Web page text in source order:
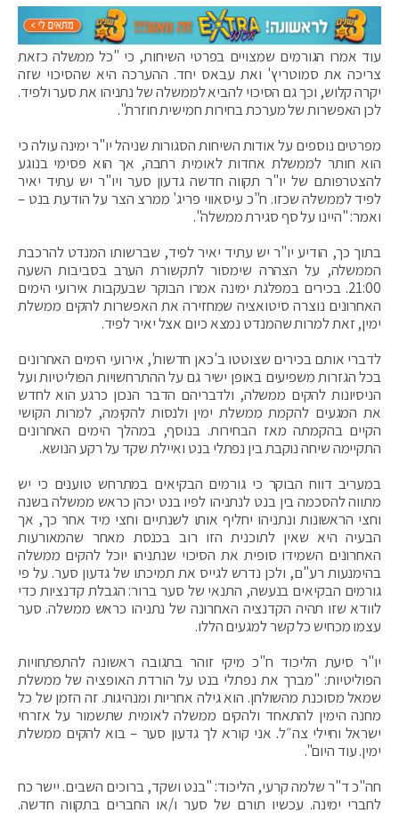
עוד אמרו הגורמים שמצויים בפרטי השיחות, כי "כל ממשלה כזאת
צריכה את סמוטריץ' ואת עבאס יחד. ההערכה היא שהסיכוי שזה
יקרה קלוש, וכך גם הסיכוי להביא לממשלה של נתניהו את סער ולפיד.
לכן האפשרות של מערכת בחירות חמישית חוזרת".
מפרטים נוספים על אודות השיחות הסגורות שניהל יו"ר ימינה עולה כי
הוא חותר לממשלת אחדות לאומית רחבה, אך הוא פסימי בנוגע
להצטרפותם של יו"ר תקווה חדשה גדעון סער ויו"ר יש עתיד יאיר
לפיד לממשלה שכזו. ח"כ עיסאווי פריג' ממרצ הצר על הודעת בנט –
ואמר: "היינו על סף סגירת ממשלה".
בתוך כך, הודיע יו"ר יש עתיד יאיר לפיד, שברשותו המנדט להרכבת
הממשלה, על הצהרה שימסור לתקשורת הערב בסביבות השעה
21:00. בכירים במפלגת ימינה אמרו הבוקר שבעקבות אירועי הימים
האחרונים נוצרה סיטואציה שמחזירה את האפשרות להקים ממשלת
ימין, זאת למרות שהמנדט נמצא כיום אצל יאיר לפיד.
לדברי אותם בכירים שצוטטו ב'כאן חדשות', אירועי הימים האחרונים
בכל הגזרות משפיעים באופן ישיר גם על ההתרחשויות הפוליטיות ועל
הניסיונות להקים ממשלה, ולדבריהם הדבר הנכון כרגע הוא לחדש
את המגעים להקמת ממשלת ימין ולנסות להקימה, למרות הקושי
הקיים בהקמתה מאז הבחירות. בנוסף, במהלך הימים האחרונים
התקיימה שיחה נוקבת בין נפתלי בנט ואיילת שקד על רקע הנושא.
במעריב דווח הבוקר כי גורמים הבקיאים במתרחש טוענים כי יש
מתווה להסכמה בין בנט לנתניהו לפיו בנט יכהן כראש ממשלה בשנה
וחצי הראשונות ונתניהו יחליף אותו לשנתיים וחצי מיד אחר כך, אך
הבעיה היא שאין לתוכנית הזו רוב בכנסת מאחר שהמאורעות
האחרונים השמידו סופית את הסיכוי שנתניהו יוכל להקים ממשלה
בהימנעות רע"ם, ולכן נדרש לגייס את תמיכתו של גדעון סער. על פי
גורמים הבקיאים בנעשה, התנאי של סער ברור: הגבלת קדנציות כדי
לוודא שזו תהיה הקדנציה האחרונה של נתניהו כראש ממשלה. סער
עצמו מכחיש כל קשר למגעים הללו.
יו"ר סיעת הליכוד ח"כ מיקי זוהר בתגובה ראשונה להתפתחויות
הפוליטיות: "מברך את נפתלי בנט על הורדת האופציה של ממשלת
שמאל מסוכנת מהשולחן. ‏הוא גילה אחריות ומנהיגות. ‏זה הזמן של כל
מחנה הימין להתאחד ולהקים ממשלה לאומית שתשמור על אזרחי
ישראל וחיילי צה״ל. ‏אני קורא לך גדעון סער – בוא להקים ממשלת
ימין. עוד היום".
חה"כ ד"ר שלמה קרעי, הליכוד: "‏בנט ושקד, ברוכים השבים. יישר כח
לחברי ימינה. עכשיו תורם של סער ו/או החברים בתקווה חדשה.